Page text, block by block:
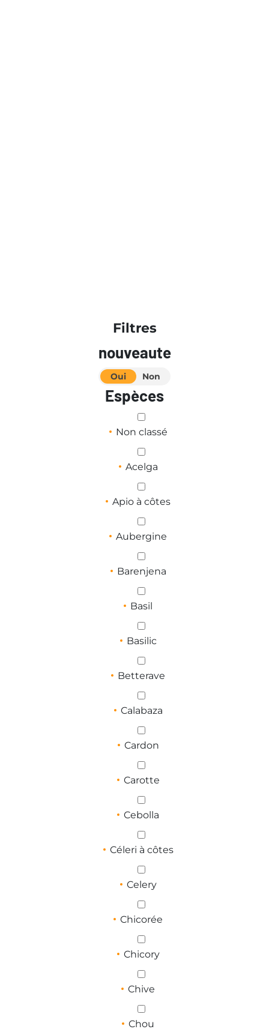
Filtres
nouveaute
Oui Non
Espèces
Non classé
Acelga
Apio à côtes
Aubergine
Barenjena
Basil
Basilic
Betterave
Calabaza
Cardon
Carotte
Cebolla
Céleri à côtes
Celery
Chicorée
Chicory
Chive
Chou